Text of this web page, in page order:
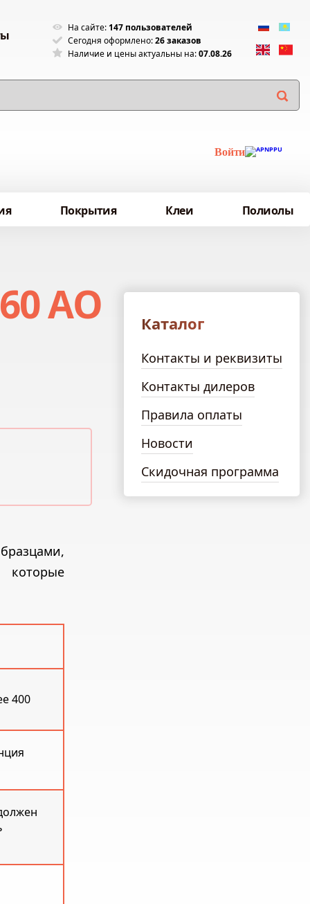
На сайте:147 пользователей
Сегодня оформлено:26 заказов
Наличие и цены актуальны на:07.08.26
Войти
Покрытия Клеи Полиолы
Каталог
Контакты и реквизиты
Контакты дилеров
Правила оплаты
Новости
Скидочная программа
АО
которые
400